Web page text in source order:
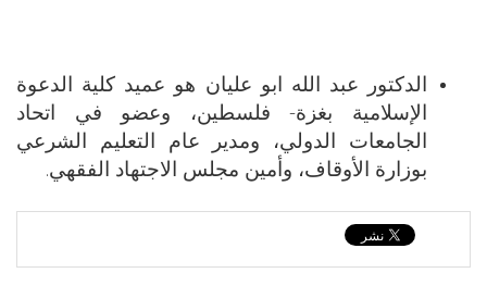
الدكتور عبد الله ابو عليان هو عميد كلية الدعوة
الإسلامية بغزة- فلسطين، وعضو في اتحاد
الجامعات الدولي، ومدير عام التعليم الشرعي
بوزارة الأوقاف، وأمين مجلس الاجتهاد الفقهي.